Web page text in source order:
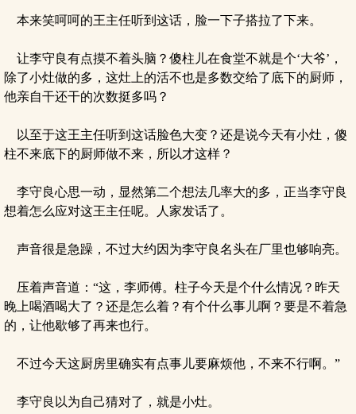
本来笑呵呵的王主任听到这话，脸一下子搭拉了下来。
让李守良有点摸不着头脑？傻柱儿在食堂不就是个‘大爷’，
除了小灶做的多，这灶上的活不也是多数交给了底下的厨师，
他亲自干还干的次数挺多吗？
以至于这王主任听到这话脸色大变？还是说今天有小灶，傻
柱不来底下的厨师做不来，所以才这样？
李守良心思一动，显然第二个想法几率大的多，正当李守良
想着怎么应对这王主任呢。人家发话了。
声音很是急躁，不过大约因为李守良名头在厂里也够响亮。
压着声音道：“这，李师傅。柱子今天是个什么情况？昨天
晚上喝酒喝大了？还是怎么着？有个什么事儿啊？要是不着急
的，让他歇够了再来也行。
不过今天这厨房里确实有点事儿要麻烦他，不来不行啊。”
李守良以为自己猜对了，就是小灶。